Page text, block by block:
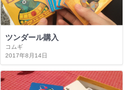
ツンダール購入
コムギ
2017年8月14日